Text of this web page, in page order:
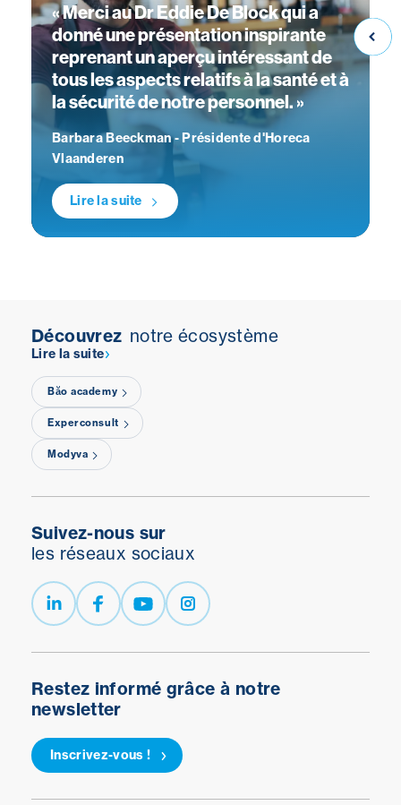
« Merci au Dr Eddie De Block qui a
donné une présentation inspirante
reprenant un aperçu intéressant de
tous les aspects relatifs à la santé et à
la sécurité de notre personnel. »
Barbara Beeckman - Présidente d'Horeca
Vlaanderen
Lire la suite
Découvrez notre écosystème
Lire la suite
Băo academy
Experconsult
Modyva
Restez informé grâce à notre
newsletter
Inscrivez-vous !
Suivez-nous sur
les réseaux sociaux